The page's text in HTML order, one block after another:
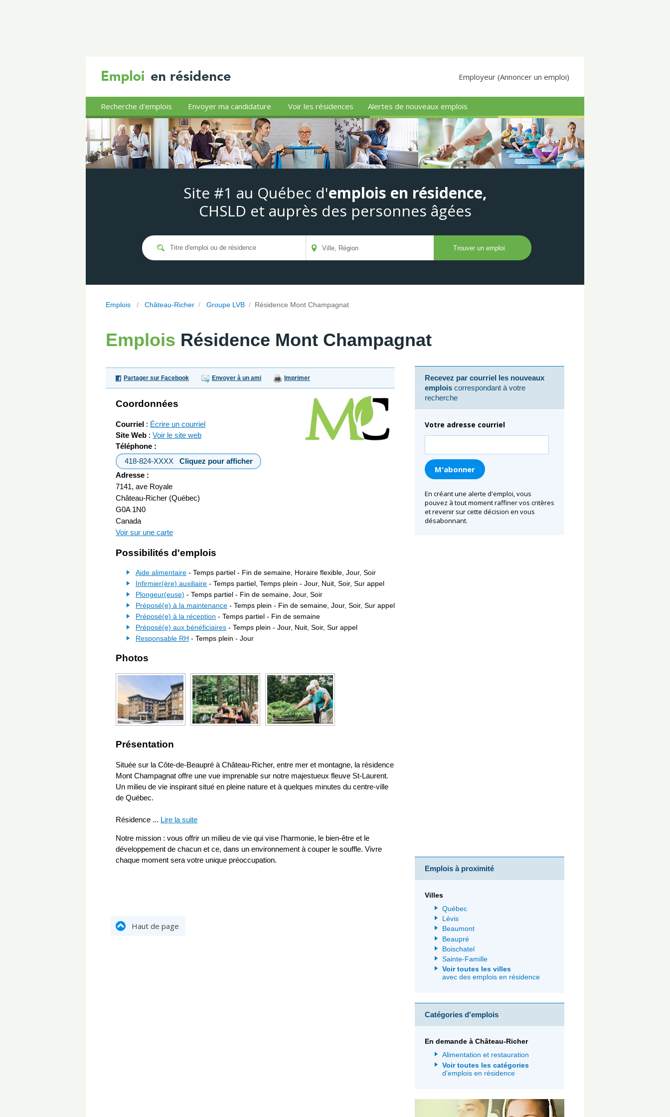
Employeur (Annoncer un emploi)
Recherche d'emplois Envoyer ma candidature Voir les résidences Alertes de nouveaux emplois
Site #1 au Québec d'emplois en résidence,
CHSLD et auprès des personnes âgées
Emplois / Château-Richer / Groupe LVB / Résidence Mont Champagnat
Emplois Résidence Mont Champagnat
Partager sur Facebook Envoyer à un ami Imprimer
Coordonnées
Courriel : Écrire un courriel
Site Web : Voir le site web
Téléphone :
418-824-XXXX Cliquez pour afficher
Adresse :
7141, ave Royale
Château-Richer (Québec)
G0A 1N0
Canada
Voir sur une carte
Possibilités d'emplois
Aide alimentaire - Temps partiel - Fin de semaine, Horaire flexible, Jour, Soir
Infirmier(ère) auxiliaire - Temps partiel, Temps plein - Jour, Nuit, Soir, Sur appel
Plongeur(euse) - Temps partiel - Fin de semaine, Jour, Soir
Préposé(e) à la maintenance - Temps plein - Fin de semaine, Jour, Soir, Sur appel
Préposé(e) à la réception - Temps partiel - Fin de semaine
Préposé(e) aux bénéficiaires - Temps plein - Jour, Nuit, Soir, Sur appel
Responsable RH - Temps plein - Jour
Photos
Présentation
Située sur la Côte-de-Beaupré à Château-Richer, entre mer et montagne, la résidence
Mont Champagnat offre une vue imprenable sur notre majestueux fleuve St-Laurent.
Un milieu de vie inspirant situé en pleine nature et à quelques minutes du centre-ville
de Québec.
Résidence ... Lire la suite
Notre mission : vous offrir un milieu de vie qui vise l’harmonie, le bien-être et le
développement de chacun et ce, dans un environnement à couper le souffle. Vivre
chaque moment sera votre unique préoccupation.
Haut de page
Recevez par courriel les nouveaux
emplois correspondant à votre
recherche
Votre adresse courriel
En créant une alerte d'emploi, vous
pouvez à tout moment raffiner vos critères
et revenir sur cette décision en vous
désabonnant.
Emplois à proximité
Villes
Québec
Lévis
Beaumont
Beaupré
Boischatel
Sainte-Famille
Voir toutes les villes
avec des emplois en résidence
Catégories d'emplois
En demande à Château-Richer
Alimentation et restauration
Voir toutes les catégories
d'emplois en résidence